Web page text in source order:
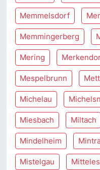
Memmelsdorf
Memmingerberg
Mering
Mespelbrunn
Michelau
Miesbach Miltach
Mindelheim
Mistelgau